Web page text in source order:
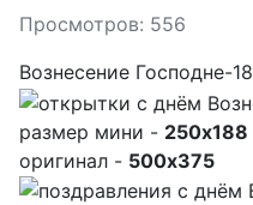
Просмотров: 556
Вознесение Господне-18
размер мини - 250x188
оригинал - 500x375